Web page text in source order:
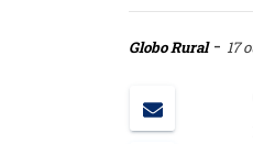
Globo Rural- 17